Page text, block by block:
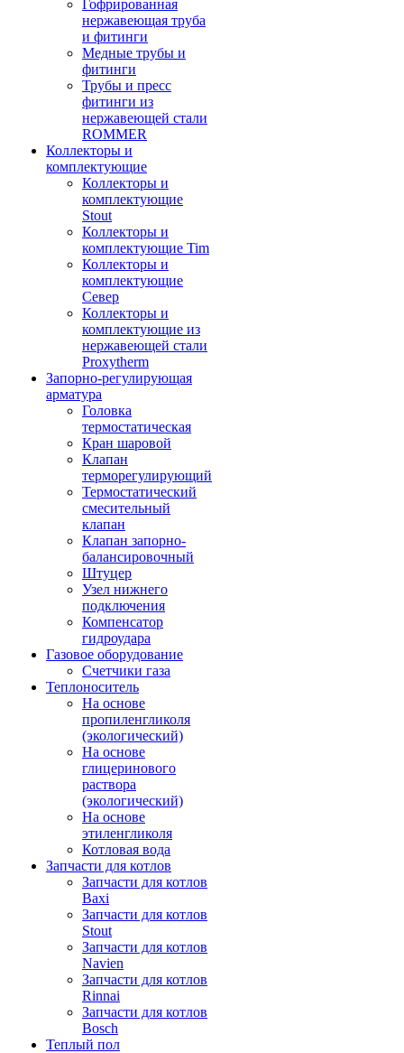
Гофрированная
нержавеющая труба
и фитинги
Медные трубы и
фитинги
Трубы и пресс
фитинги из
нержавеющей стали
ROMMER
Коллекторы и
комплектующие
Коллекторы и
комплектующие
Stout
Коллекторы и
комплектующие Tim
Коллекторы и
комплектующие
Север
Коллекторы и
комплектующие из
нержавеющей стали
Proxytherm
Запорно-регулирующая
арматура
Головка
термостатическая
Кран шаровой
Клапан
терморегулирующий
Термостатический
смесительный
клапан
Клапан запорно-
балансировочный
Штуцер
Узел нижнего
подключения
Компенсатор
гидроудара
Газовое оборудование
Счетчики газа
Теплоноситель
На основе
пропиленгликоля
(экологический)
На основе
глицеринового
раствора
(экологический)
На основе
этиленгликоля
Котловая вода
Запчасти для котлов
Запчасти для котлов
Baxi
Запчасти для котлов
Stout
Запчасти для котлов
Navien
Запчасти для котлов
Rinnai
Запчасти для котлов
Bosch
Теплый пол